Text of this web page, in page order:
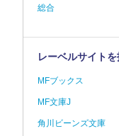
総合
レーベルサイト
MFブックス
MF文庫J
角川ビーンズ文庫